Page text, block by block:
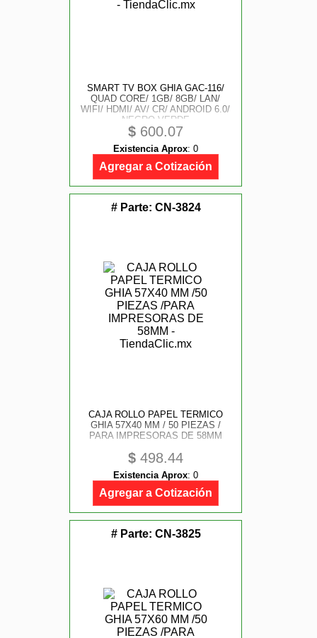
SMART TV BOX GHIA GAC-116/
QUAD CORE/ 1GB/ 8GB/ LAN/
WIFI/ HDMI/ AV/ CR/ ANDROID 6.0/
NEGRO-VERDE
$ 600.07
Existencia Aprox: 0
Agregar a Cotización
# Parte: CN-3824
CAJA ROLLO PAPEL TERMICO
GHIA 57X40 MM / 50 PIEZAS /
PARA IMPRESORAS DE 58MM
$ 498.44
Existencia Aprox: 0
Agregar a Cotización
# Parte: CN-3825